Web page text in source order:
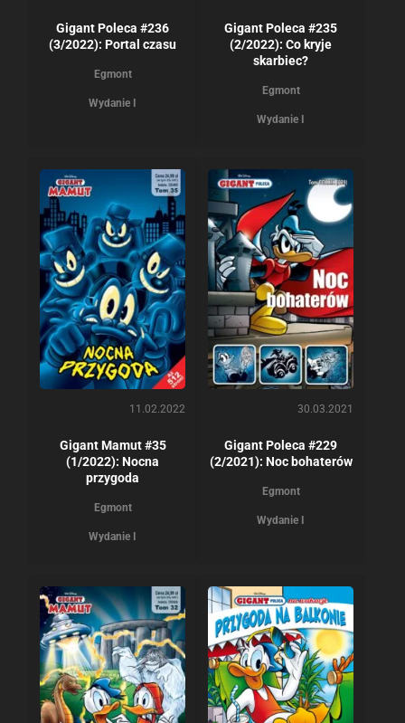
Gigant Poleca #236
(3/2022): Portal czasu
Egmont
Wydanie I
Gigant Poleca #235
(2/2022): Co kryje
skarbiec?
Egmont
Wydanie I
11.02.2022
Gigant Mamut #35
(1/2022): Nocna
przygoda
Egmont
Wydanie I
30.03.2021
Gigant Poleca #229
(2/2021): Noc bohaterów
Egmont
Wydanie I